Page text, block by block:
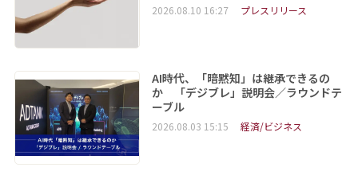
2026.08.10 16:27 プレスリリース
AI時代、「暗黙知」は継承できるの
か 「デジブレ」説明会／ラウンドテ
ーブル
2026.08.03 15:15 経済/ビジネス